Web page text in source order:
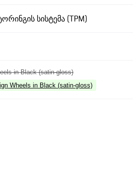
სისტემა (TPM)
in Black (satin-gloss)
Wheels in Black (satin-gloss)